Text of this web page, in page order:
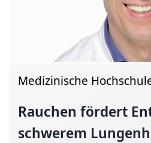
Medizinische
Rauchen fördert
schwerem